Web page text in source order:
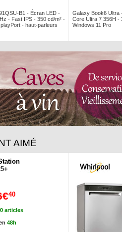
B1 - Écran LED -
- Fast IPS - 350 cd/m² -
- haut-parleurs
Galaxy Book6 Ultra
Core Ultra 7 356H -
Windows 11 Pro
AIMÉ
40
articles
48h